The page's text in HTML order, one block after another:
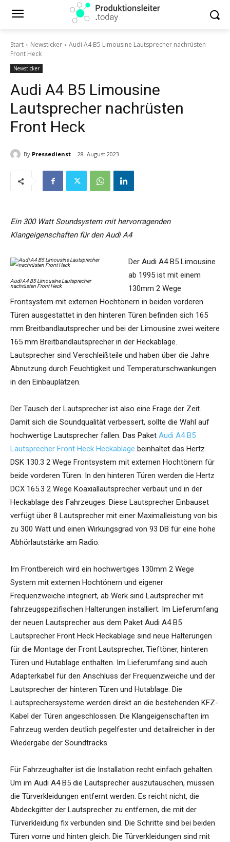
Start Newsticker
Audi A4 B5 Limousine Lautsprecher nachrüsten
Front Heck
Newsticker
Audi A4 B5 Limousine
Lautsprecher nachrüsten
Front Heck
By Pressedienst 28. August 2023
Ein 300 Watt Soundsystem mit hervorragenden
Klangeigenschaften für den Audi A4
Audi A4 B5 Limousine Lautsprecher
nachrüsten Front Heck
Der Audi A4 B5 Limousine
ab 1995 ist mit einem
130mm 2 Wege
Frontsystem mit externen Hochtönern in beiden vorderen
Türen ausgestattet in den hinteren Türen befinden sich 165
mm Breitbandlautsprecher und bei der Limousine zwei weitere
165 mm Breitbandlautsprecher in der Heckablage.
Lautsprecher sind Verschleißteile und haben über die Jahre
Abnutzung durch Feuchtigkeit und Temperaturschwankungen
in den Einbauplätzen.
Der Tausch der Lautsprecher ist also eine Frage der Zeit.
Damit sich die Soundqualität verbessert, sollte die Wahl auf
hochwertige Lautsprecher fallen. Das Paket Audi A4 B5
Lautsprecher Front Heck Heckablage beinhaltet das Hertz
DSK 130.3 2 Wege Frontsystem mit externen Hochtönern für
beide vorderen Türen. In den hinteren Türen werden die Hertz
DCX 165.3 2 Wege Koaxiallautsprecher verbaut und in der
Heckablage des Fahrzeuges. Diese Lautsprecher Einbauset
verfügt über 8 Lautsprecher mit einer Maximalleistung von bis
zu 300 Watt und einen Wirkungsgrad von 93 DB für eine hohe
Abhörlautstärke am Radio.
Im Frontbereich wird ein hochwertiges 130mm 2 Wege
System mit externen Hochtönern und eigener
Frequenzweiche integriert, ab Werk sind Lautsprecher mit
fahrzeugspezifischen Halterungen installiert. Im Lieferumfang
der neuen Lautsprecher aus dem Paket Audi A4 B5
Lautsprecher Front Heck Heckablage sind neue Halterungen
für die Montage der Front Lautsprecher, Tieftöner, hinteren
Türen und Hutablage enthalten. Im Lieferumfang sind auch
Adapterkabel für den Anschluss der Frequenzweiche und der
Lautsprecher der hinteren Türen und Hutablage. Die
Lautsprechersysteme werden direkt an die bestehenden KFZ-
Kabel der Türen angeschlossen. Die Klangeigenschaften im
Fahrzeug werden deutlich pegelfester und detailreicher in der
Wiedergabe der Soundtracks.
Für Fahrzeughalter ist die Installation recht einfach gehalten.
Um im Audi A4 B5 die Lautsprecher auszutauschen, müssen
die Türverkleidungen entfernt werden. Es reicht nicht, die
Abdeckgitter der Lautsprecher zu entfernen, die mit der
Türverkleidung fix verbunden sind. Die Schritte sind bei beiden
Türen vorne und hinten gleich. Die Türverkleidungen sind mit